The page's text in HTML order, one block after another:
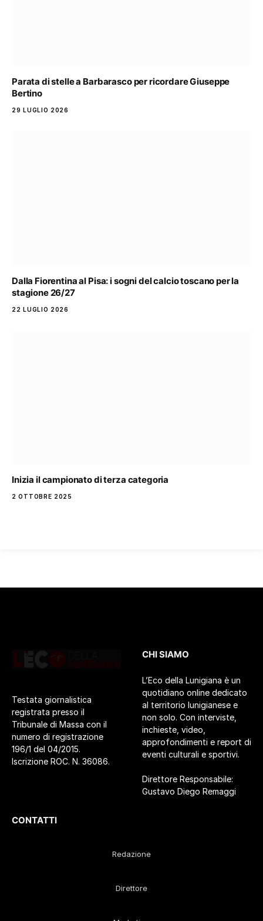
Parata di stelle a Barbarasco per ricordare Giuseppe
Bertino
29 LUGLIO 2026
Dalla Fiorentina al Pisa: i sogni del calcio toscano per la
stagione 26/27
22 LUGLIO 2026
Inizia il campionato di terza categoria
2 OTTOBRE 2025
Testata giornalistica
registrata presso il
Tribunale di Massa con il
numero di registrazione
196/1 del 04/2015.
Iscrizione ROC. N. 36086.
CHI SIAMO
L’Eco della Lunigiana è un
quotidiano online dedicato
al territorio lunigianese e
non solo. Con interviste,
inchieste, video,
approfondimenti e report di
eventi culturali e sportivi.
Direttore Responsabile:
Gustavo Diego Remaggi
CONTATTI
Redazione
Direttore